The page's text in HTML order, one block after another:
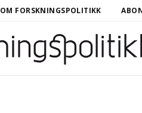
OM FORSKNINGSPOLITIKK